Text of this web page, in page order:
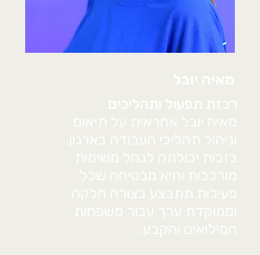
רכזת תפעול ותהליכים
מאיה יובל אחראית על תיאום
וניהול תהליכי העבודה בארגון.
בזכות יכולתה לנהל משימות
מורכבות והיא מבטיחה שכל
פעילות תתבצע בצורה חלקה
וממוקדת ערך עבור משפחות
המילואים והקבע.